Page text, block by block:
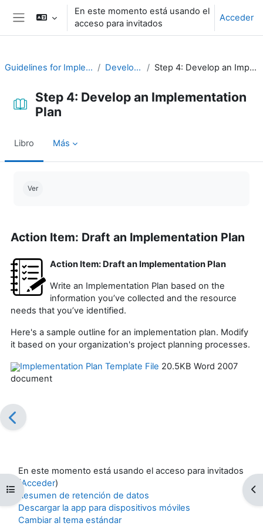
Salta al contenido principal
Panel lateral
En este momento está usando el
acceso para invitados
Acceder
Abrir índice del curso
Guidelines for Implementing CAP Develop a Plan Step 4: Develop an Implementation Plan
Step 4: Develop an Implementation
Plan
Libro Más
Ver
Action Item: Draft an Implementation Plan
Action Item: Draft an Implementation Plan
Write an Implementation Plan based on the
information you’ve collected and the resource
needs that you’ve identified.
Here's a sample outline for an implementation plan. Modify
it based on your organization's project planning processes.
Implementation Plan Template File 20.5KB Word 2007
document
En este momento está usando el acceso para invitados
(Acceder)
Resumen de retención de datos
Descargar la app para dispositivos móviles
Cambiar al tema estándar